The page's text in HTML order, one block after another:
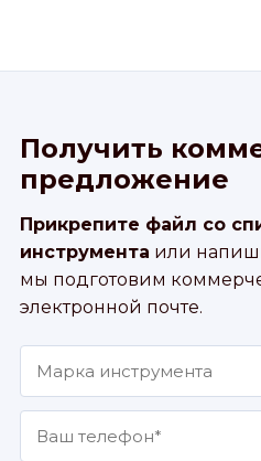
Получить
предложение
Прикрепите файл со
инструмента или
мы подготовим
электронной почте.